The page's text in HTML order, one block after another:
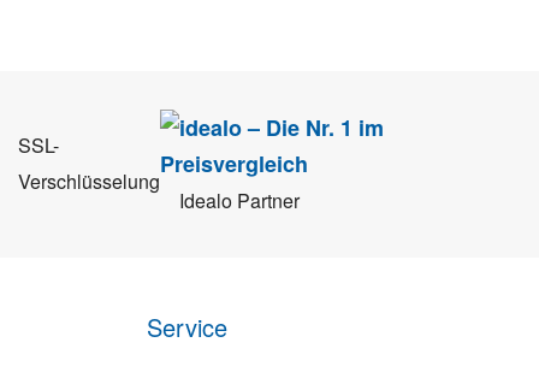
SSL-
Verschlüsselung
Idealo Partner
Service